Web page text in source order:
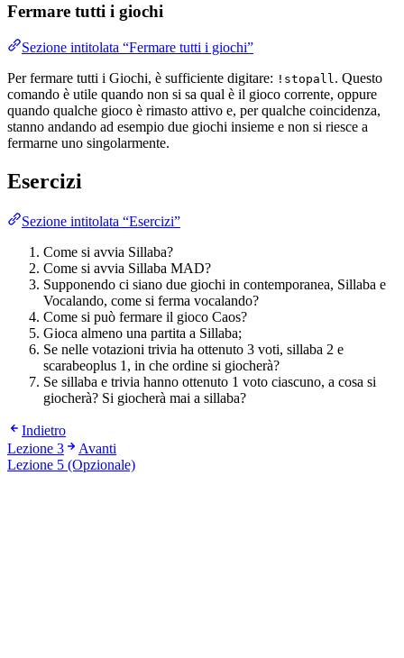
Fermare tutti i giochi
Sezione intitolata “Fermare tutti i giochi”
Per fermare tutti i Giochi, è sufficiente digitare: !stopall. Questo
comando è utile quando non si sa qual è il gioco corrente, oppure
quando qualche gioco è rimasto attivo e, per qualche coincidenza,
stanno andando ad esempio due giochi insieme e non si riesce a
fermarne uno singolarmente.
Esercizi
Sezione intitolata “Esercizi”
Come si avvia Sillaba?
Come si avvia Sillaba MAD?
Supponendo ci siano due giochi in contemporanea, Sillaba e
Vocalando, come si ferma vocalando?
Come si può fermare il gioco Caos?
Gioca almeno una partita a Sillaba;
Se nelle votazioni trivia ha ottenuto 3 voti, sillaba 2 e
scarabeoplus 1, in che ordine si giocherà?
Se sillaba e trivia hanno ottenuto 1 voto ciascuno, a cosa si
giocherà? Si giocherà mai a sillaba?
Indietro
Lezione 3
Avanti
Lezione 5 (Opzionale)